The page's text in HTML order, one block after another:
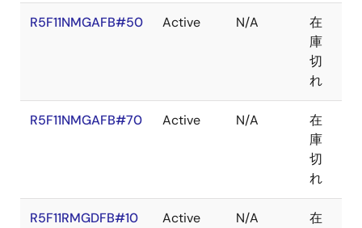
R5F11NMGAFB#50 Active N/A
在
庫
切
れ
R5F11NMGAFB#70 Active N/A
在
庫
切
れ
R5F11RMGDFB#10 Active N/A
在